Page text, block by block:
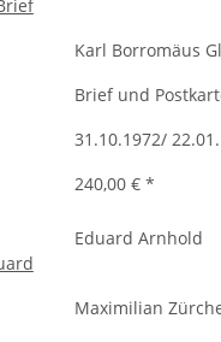
Karl Borromäus
Brief und
31.10.1972/
240,00 €*
Eduard Arnhold
Maximilian